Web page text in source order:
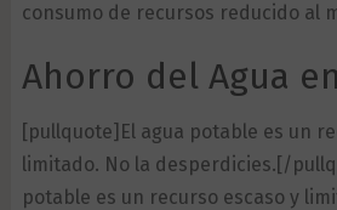
consumo de recursos reducido al
Ahorro del Agua
[pullquote]El agua potable es un
limitado. No la desperdicies.[/
potable es un recurso escaso y